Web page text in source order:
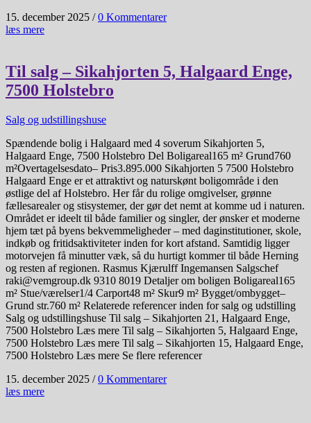
15. december 2025 / 0 Kommentarer
læs mere
Til salg – Sikahjorten 5, Halgaard Enge,
7500 Holstebro
Salg og udstillingshuse
Spændende bolig i Halgaard med 4 soverum Sikahjorten 5,
Halgaard Enge, 7500 Holstebro Del Boligareal165 m² Grund760
m²Overtagelsesdato– Pris3.895.000 Sikahjorten 5 7500 Holstebro
Halgaard Enge er et attraktivt og naturskønt boligområde i den
østlige del af Holstebro. Her får du rolige omgivelser, grønne
fællesarealer og stisystemer, der gør det nemt at komme ud i naturen.
Området er ideelt til både familier og singler, der ønsker et moderne
hjem tæt på byens bekvemmeligheder – med daginstitutioner, skole,
indkøb og fritidsaktiviteter inden for kort afstand. Samtidig ligger
motorvejen få minutter væk, så du hurtigt kommer til både Herning
og resten af regionen. Rasmus Kjærulff Ingemansen Salgschef
raki@vemgroup.dk 9310 8019 Detaljer om boligen Boligareal165
m² Stue/værelser1/4 Carport48 m² Skur9 m² Bygget/ombygget–
Grund str.760 m² Relaterede referencer inden for salg og udstilling
Salg og udstillingshuse Til salg – Sikahjorten 21, Halgaard Enge,
7500 Holstebro Læs mere Til salg – Sikahjorten 5, Halgaard Enge,
7500 Holstebro Læs mere Til salg – Sikahjorten 15, Halgaard Enge,
7500 Holstebro Læs mere Se flere referencer
15. december 2025 / 0 Kommentarer
læs mere